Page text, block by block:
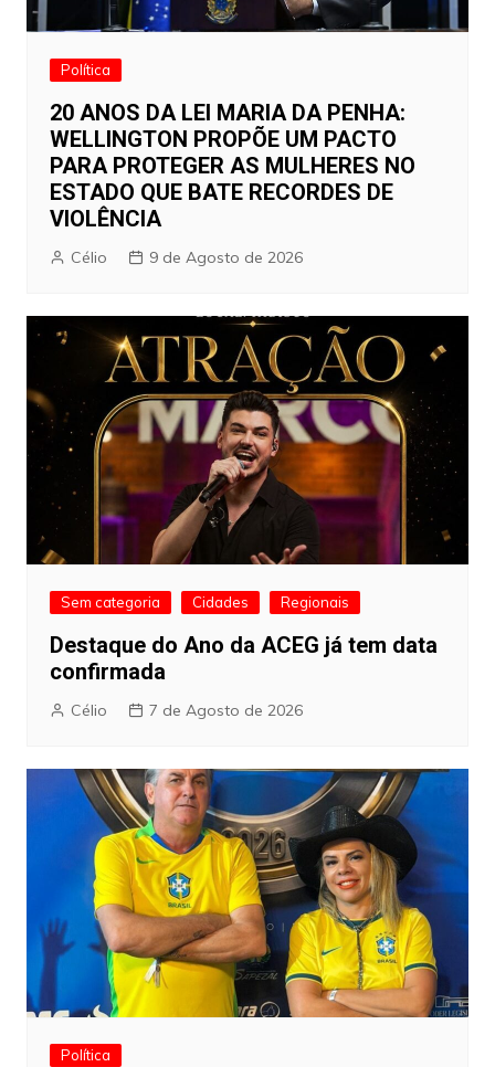
Política
20 ANOS DA LEI MARIA DA PENHA:
WELLINGTON PROPÕE UM PACTO
PARA PROTEGER AS MULHERES NO
ESTADO QUE BATE RECORDES DE
VIOLÊNCIA
Célio 9 de Agosto de 2026
Sem categoria Cidades Regionais
Destaque do Ano da ACEG já tem data
confirmada
Célio 7 de Agosto de 2026
Política